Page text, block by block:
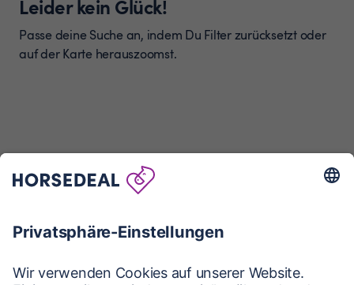
Leider kein Glück!
Passe deine Suche an, indem Du Filter zurücksetzt oder
auf der Karte herauszoomst.